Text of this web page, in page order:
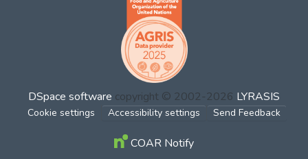
DSpace software copyright © 2002-2026 LYRASIS
Cookie settings Accessibility settings Send Feedback
COAR Notify